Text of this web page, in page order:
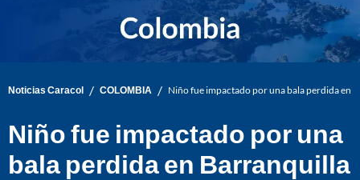
Noticias Caracol / COLOMBIA / Niño fue impactado por una bala perdida en
Niño fue impactado por una
bala perdida en Barranquilla